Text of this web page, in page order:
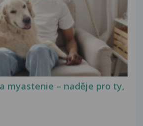
myastenie – naděje pro ty,